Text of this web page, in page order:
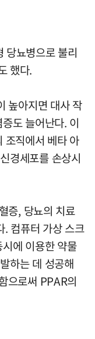
당뇨병으로 불리
했다.
높아지면 대사 작
도 늘어난다. 이
조직에서 베타 아
경세포를 손상시
증, 당뇨의 치료
. 컴퓨터 가상 스크
에 이용한 약물
하는 데 성공해
으로써 PPAR의